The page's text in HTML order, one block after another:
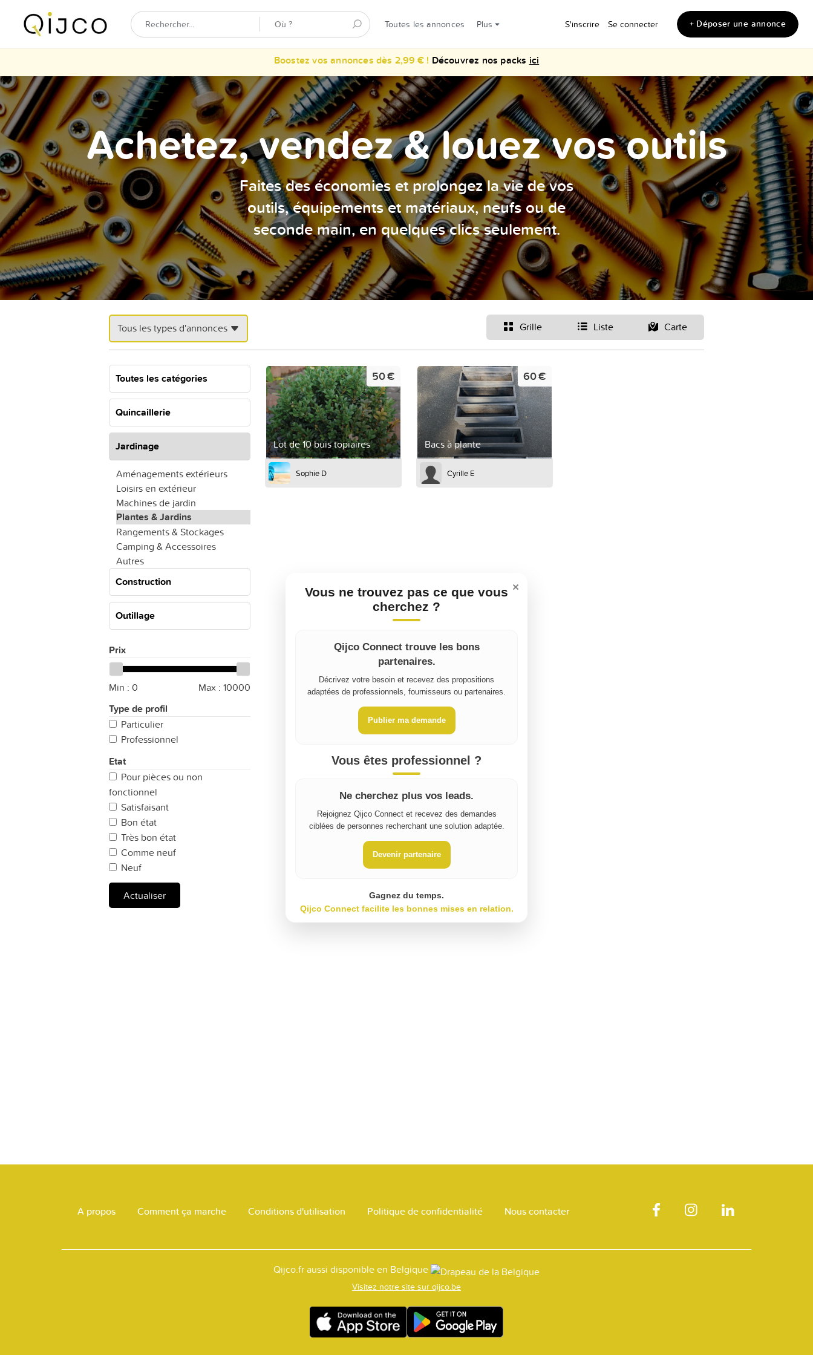
Boostez vos annonces dès 2,99 € ! Découvrez nos packs ici
Toutes les annonces Plus S'inscrire Se connecter + Déposer une annonce
Achetez, vendez & louez vos outils
Faites des économies et prolongez la vie de vos
outils, équipements et matériaux, neufs ou de
seconde main, en quelques clics seulement.
Grille Liste Carte
Tous les types d'annonces
Toutes les catégories
Quincaillerie
Jardinage
Aménagements extérieurs
Loisirs en extérieur
Machines de jardin
Plantes & Jardins
Rangements & Stockages
Camping & Accessoires
Autres
Construction
Outillage
Prix
Min : 0 Max : 10000
Type de profil
Particulier
Professionnel
Etat
Pour pièces ou non
fonctionnel
Satisfaisant
Bon état
Très bon état
Comme neuf
Neuf
Actualiser
Lot de 10 buis topiaires
50 €
Sophie D
Bacs à plante
60 €
Cyrille E
A propos Comment ça marche Conditions d'utilisation Politique de confidentialité Nous contacter
Qijco.fr aussi disponible en Belgique
Visitez notre site sur qijco.be
×
Vous ne trouvez pas ce que vous
cherchez ?
Qijco Connect trouve les bons
partenaires.
Décrivez votre besoin et recevez des propositions
adaptées de professionnels, fournisseurs ou partenaires.
Publier ma demande
Vous êtes professionnel ?
Ne cherchez plus vos leads.
Rejoignez Qijco Connect et recevez des demandes
ciblées de personnes recherchant une solution adaptée.
Devenir partenaire
Gagnez du temps.
Qijco Connect facilite les bonnes mises en relation.